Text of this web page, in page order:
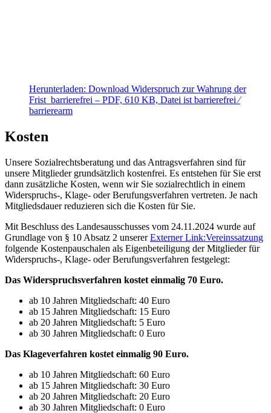
Herunterladen: Download Widerspruch zur Wahrung der
Frist_barrierefrei – PDF, 610 KB, Datei ist barrierefrei ⁄
barrierearm
Kosten
Unsere Sozialrechtsberatung und das Antragsverfahren sind für
unsere Mitglieder grundsätzlich kostenfrei. Es entstehen für Sie erst
dann zusätzliche Kosten, wenn wir Sie sozialrechtlich in einem
Widerspruchs-, Klage- oder Berufungsverfahren vertreten. Je nach
Mitgliedsdauer reduzieren sich die Kosten für Sie.
Mit Beschluss des Landesausschusses vom 24.11.2024 wurde auf
Grundlage von § 10 Absatz 2 unsererExterner Link:Vereinssatzung
folgende Kostenpauschalen als Eigenbeteiligung der Mitglieder für
Widerspruchs-, Klage- oder Berufungsverfahren festgelegt:
Das Widerspruchsverfahren kostet einmalig 70 Euro.
ab 10 Jahren Mitgliedschaft: 40 Euro
ab 15 Jahren Mitgliedschaft: 15 Euro
ab 20 Jahren Mitgliedschaft: 5 Euro
ab 30 Jahren Mitgliedschaft: 0 Euro
Das Klageverfahren kostet einmalig 90 Euro.
ab 10 Jahren Mitgliedschaft: 60 Euro
ab 15 Jahren Mitgliedschaft: 30 Euro
ab 20 Jahren Mitgliedschaft: 20 Euro
ab 30 Jahren Mitgliedschaft: 0 Euro